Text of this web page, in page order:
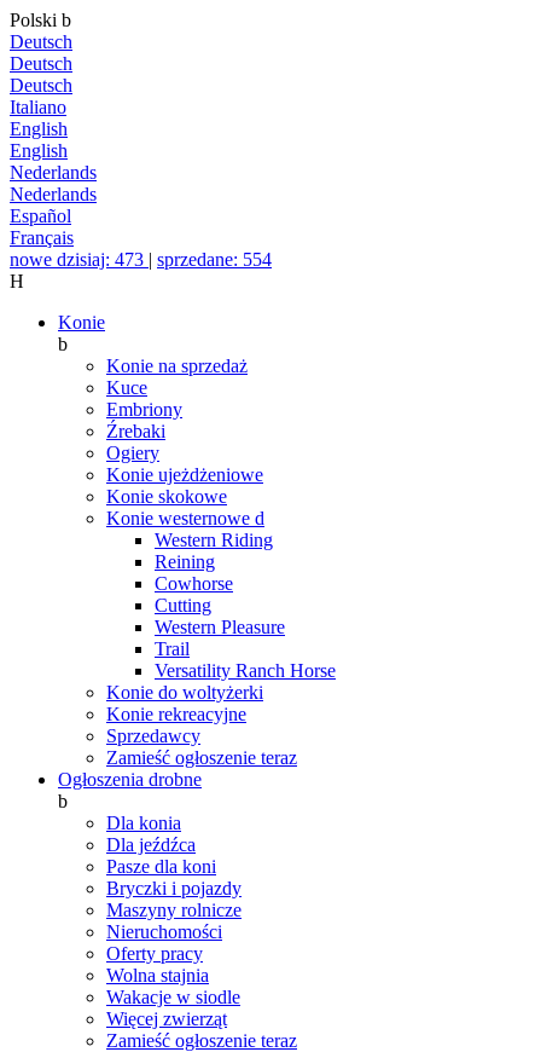
Polski b
Deutsch
Deutsch
Deutsch
Italiano
English
English
Nederlands
Nederlands
Español
Français
nowe dzisiaj: 473 | sprzedane: 554
H
Konie
b
Konie na sprzedaż
Kuce
Embriony
Źrebaki
Ogiery
Konie ujeżdżeniowe
Konie skokowe
Konie westernowe d
Western Riding
Reining
Cowhorse
Cutting
Western Pleasure
Trail
Versatility Ranch Horse
Konie do woltyżerki
Konie rekreacyjne
Sprzedawcy
Zamieść ogłoszenie teraz
Ogłoszenia drobne
b
Dla konia
Dla jeźdźca
Pasze dla koni
Bryczki i pojazdy
Maszyny rolnicze
Nieruchomości
Oferty pracy
Wolna stajnia
Wakacje w siodle
Więcej zwierząt
Zamieść ogłoszenie teraz